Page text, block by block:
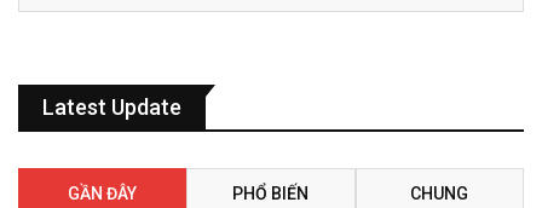
Latest Update
GẦN ĐÂY PHỔ BIẾN CHUNG